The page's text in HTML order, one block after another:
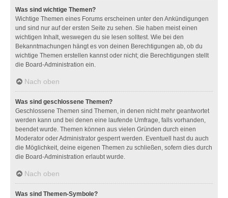
Was sind wichtige Themen?
Wichtige Themen eines Forums erscheinen unter den Ankündigungen
und sind nur auf der ersten Seite zu sehen. Sie haben meist einen
wichtigen Inhalt, weswegen du sie lesen solltest. Wie bei den
Bekanntmachungen hängt es von deinen Berechtigungen ab, ob du
wichtige Themen erstellen kannst oder nicht; die Berechtigungen stellt
die Board-Administration ein.
Nach oben
Was sind geschlossene Themen?
Geschlossene Themen sind Themen, in denen nicht mehr geantwortet
werden kann und bei denen eine laufende Umfrage, falls vorhanden,
beendet wurde. Themen können aus vielen Gründen durch einen
Moderator oder Administrator gesperrt werden. Eventuell hast du auch
die Möglichkeit, deine eigenen Themen zu schließen, sofern dies durch
die Board-Administration erlaubt wurde.
Nach oben
Was sind Themen-Symbole?